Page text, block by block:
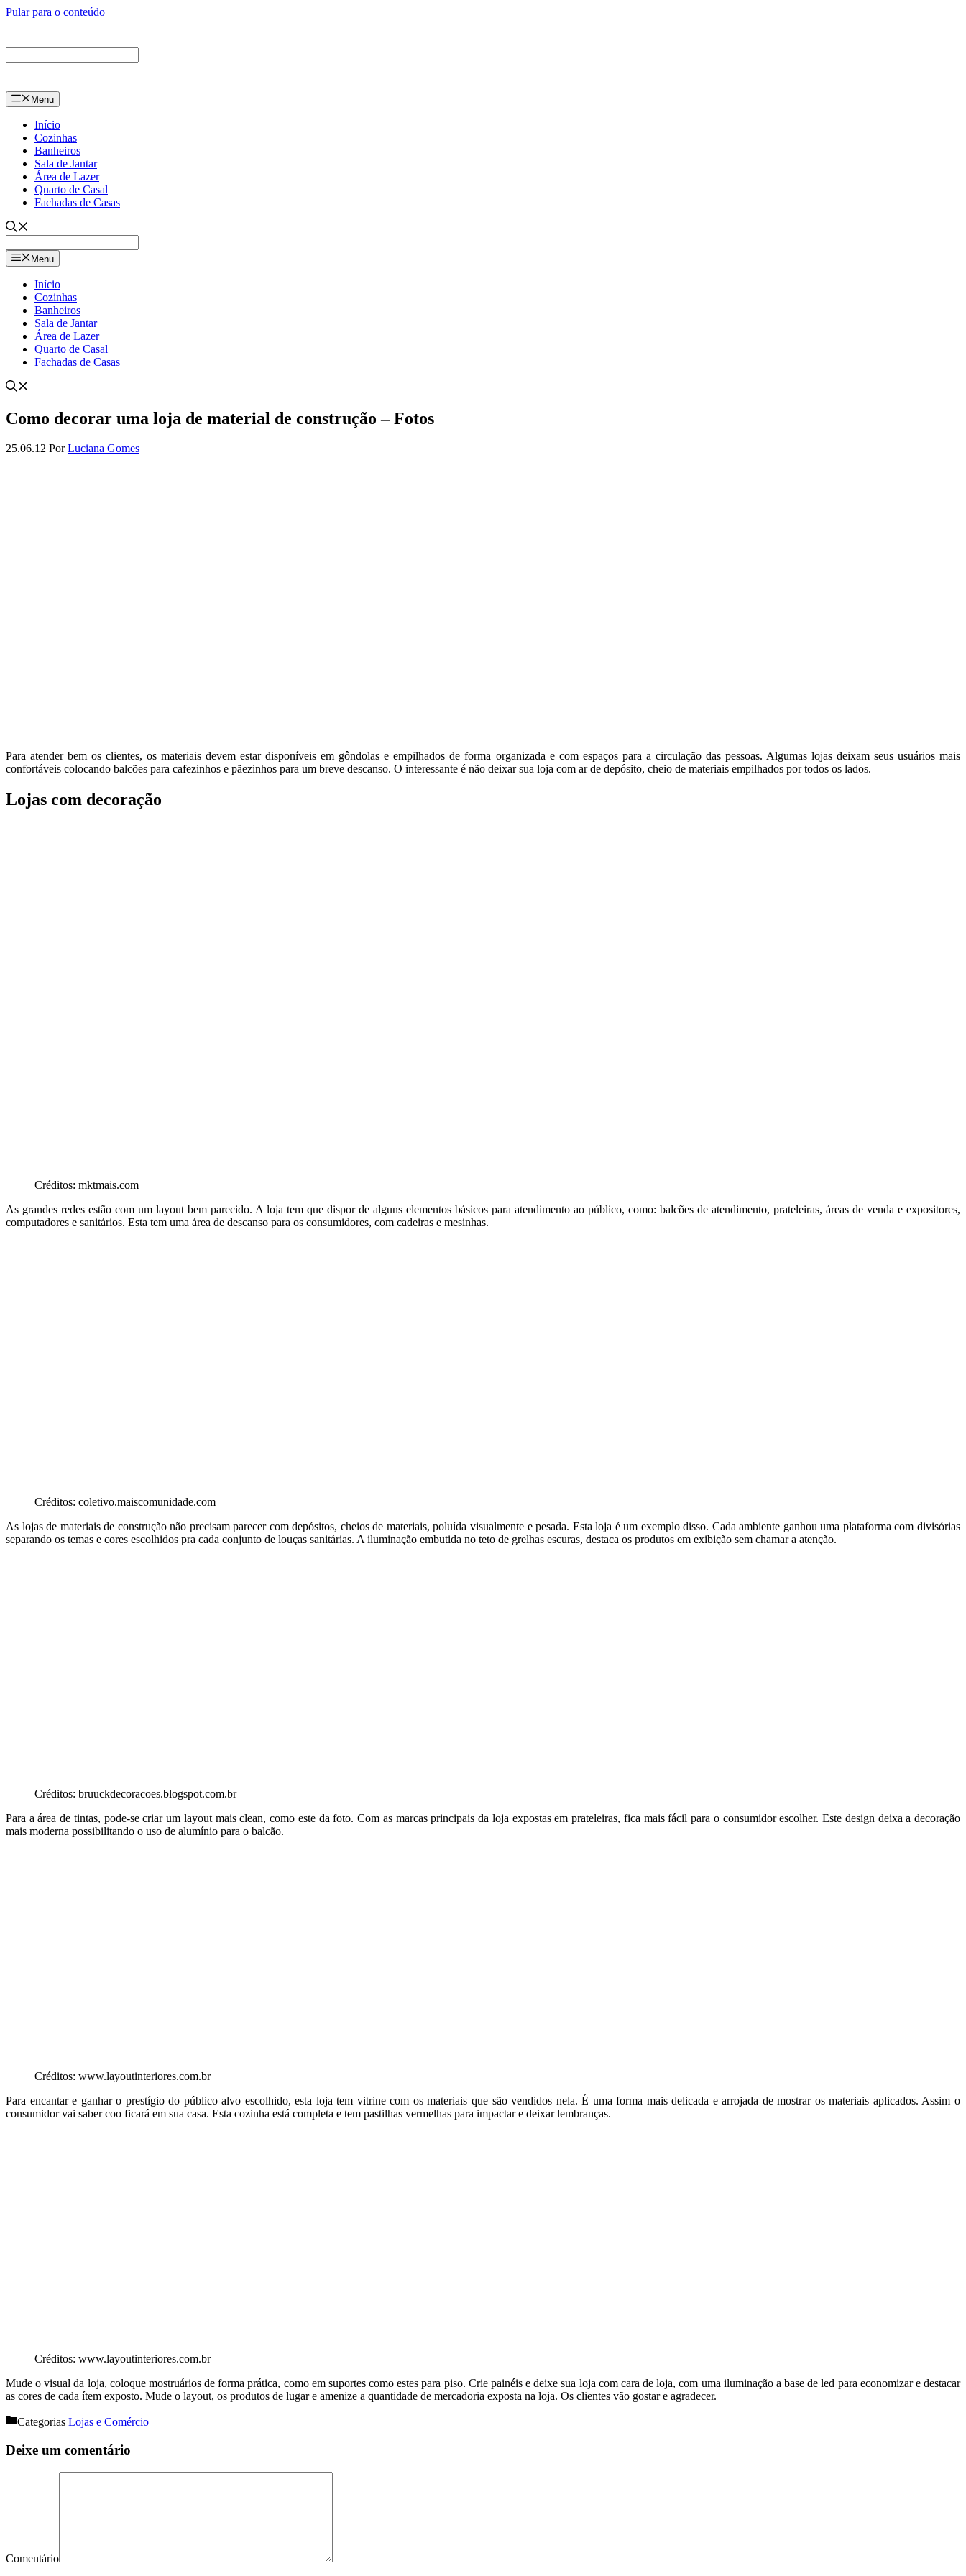
Pular para o conteúdo
Menu
Início
Cozinhas
Banheiros
Sala de Jantar
Área de Lazer
Quarto de Casal
Fachadas de Casas
Menu
Início
Cozinhas
Banheiros
Sala de Jantar
Área de Lazer
Quarto de Casal
Fachadas de Casas
Como decorar uma loja de material de construção – Fotos
25.06.12 PorLuciana Gomes
Para atender bem os clientes, os materiais devem estar disponíveis em gôndolas e empilhados de forma organizada e com espaços para a circulação das pessoas. Algumas lojas deixam seus usuários mais
confortáveis colocando balcões para cafezinhos e pãezinhos para um breve descanso. O interessante é não deixar sua loja com ar de depósito, cheio de materiais empilhados por todos os lados.
Lojas com decoração
Créditos: mktmais.com
As grandes redes estão com um layout bem parecido. A loja tem que dispor de alguns elementos básicos para atendimento ao público, como: balcões de atendimento, prateleiras, áreas de venda e expositores,
computadores e sanitários. Esta tem uma área de descanso para os consumidores, com cadeiras e mesinhas.
Créditos: coletivo.maiscomunidade.com
As lojas de materiais de construção não precisam parecer com depósitos, cheios de materiais, poluída visualmente e pesada. Esta loja é um exemplo disso. Cada ambiente ganhou uma plataforma com divisórias
separando os temas e cores escolhidos pra cada conjunto de louças sanitárias. A iluminação embutida no teto de grelhas escuras, destaca os produtos em exibição sem chamar a atenção.
Créditos: bruuckdecoracoes.blogspot.com.br
Para a área de tintas, pode-se criar um layout mais clean, como este da foto. Com as marcas principais da loja expostas em prateleiras, fica mais fácil para o consumidor escolher. Este design deixa a decoração
mais moderna possibilitando o uso de alumínio para o balcão.
Créditos: www.layoutinteriores.com.br
Para encantar e ganhar o prestígio do público alvo escolhido, esta loja tem vitrine com os materiais que são vendidos nela. É uma forma mais delicada e arrojada de mostrar os materiais aplicados. Assim o
consumidor vai saber coo ficará em sua casa. Esta cozinha está completa e tem pastilhas vermelhas para impactar e deixar lembranças.
Créditos: www.layoutinteriores.com.br
Mude o visual da loja, coloque mostruários de forma prática, como em suportes como estes para piso. Crie painéis e deixe sua loja com cara de loja, com uma iluminação a base de led para economizar e destacar
as cores de cada ítem exposto. Mude o layout, os produtos de lugar e amenize a quantidade de mercadoria exposta na loja. Os clientes vão gostar e agradecer.
Categorias Lojas e Comércio
Deixe um comentário
Comentário